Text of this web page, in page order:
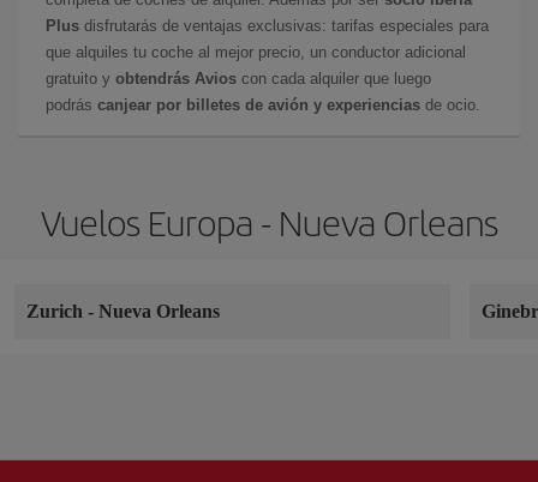
Plus disfrutarás de ventajas exclusivas: tarifas especiales para
que alquiles tu coche al mejor precio, un conductor adicional
gratuito y obtendrás Avios con cada alquiler que luego
podrás canjear por billetes de avión y experiencias de ocio.
Vuelos Europa - Nueva Orleans
Zurich - Nueva Orleans